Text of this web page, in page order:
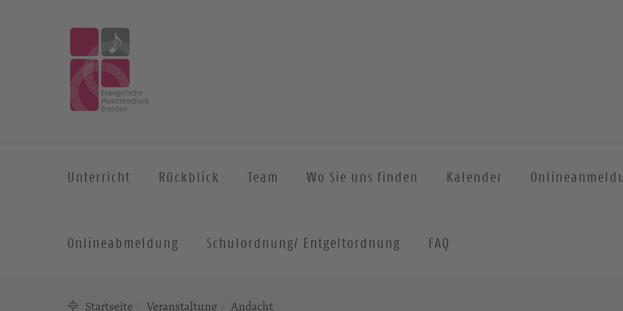
Unterricht Rückblick Team Wo Sie uns finden Kalender
Onlineabmeldung Schulordnung/ Entgeltordnung FAQ
Startseite Veranstaltung Andacht